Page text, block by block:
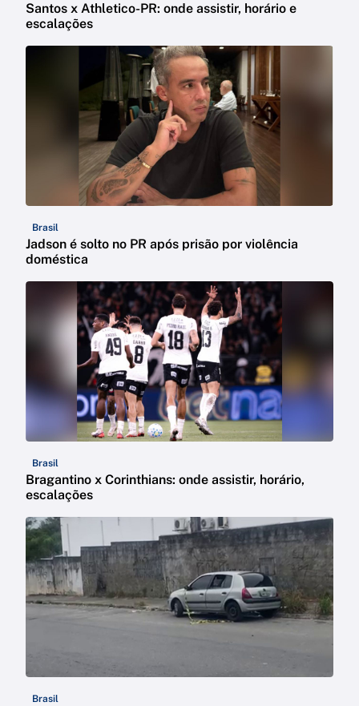
Santos x Athletico-PR: onde assistir, horário e
escalações
Brasil
Jadson é solto no PR após prisão por violência
doméstica
Brasil
Bragantino x Corinthians: onde assistir, horário,
escalações
Brasil